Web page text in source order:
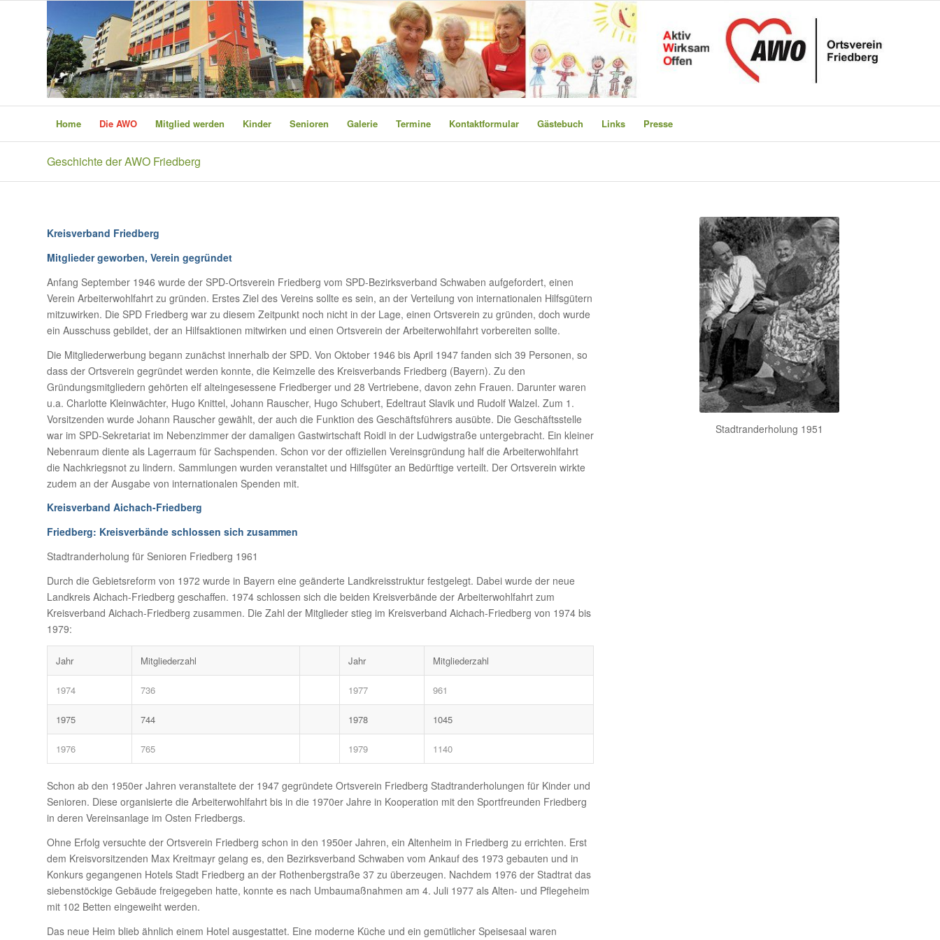
Home Die AWO Mitglied werden Kinder Senioren Galerie Termine Kontaktformular Gästebuch Links Presse
Geschichte der AWO Friedberg
Kreisverband Friedberg
Mitglieder geworben, Verein gegründet
Anfang September 1946 wurde der SPD-Ortsverein Friedberg vom SPD-Bezirksverband Schwaben aufgefordert, einen
Verein Arbeiterwohlfahrt zu gründen. Erstes Ziel des Vereins sollte es sein, an der Verteilung von internationalen Hilfsgütern
mitzuwirken. Die SPD Friedberg war zu diesem Zeitpunkt noch nicht in der Lage, einen Ortsverein zu gründen, doch wurde
ein Ausschuss gebildet, der an Hilfsaktionen mitwirken und einen Ortsverein der Arbeiterwohlfahrt vorbereiten sollte.
Die Mitgliederwerbung begann zunächst innerhalb der SPD. Von Oktober 1946 bis April 1947 fanden sich 39 Personen, so
dass der Ortsverein gegründet werden konnte, die Keimzelle des Kreisverbands Friedberg (Bayern). Zu den
Gründungsmitgliedern gehörten elf alteingesessene Friedberger und 28 Vertriebene, davon zehn Frauen. Darunter waren
u.a. Charlotte Kleinwächter, Hugo Knittel, Johann Rauscher, Hugo Schubert, Edeltraut Slavik und Rudolf Walzel. Zum 1.
Vorsitzenden wurde Johann Rauscher gewählt, der auch die Funktion des Geschäftsführers ausübte. Die Geschäftsstelle
war im SPD-Sekretariat im Nebenzimmer der damaligen Gastwirtschaft Roidl in der Ludwigstraße untergebracht. Ein kleiner
Nebenraum diente als Lagerraum für Sachspenden. Schon vor der offiziellen Vereinsgründung half die Arbeiterwohlfahrt
die Nachkriegsnot zu lindern. Sammlungen wurden veranstaltet und Hilfsgüter an Bedürftige verteilt. Der Ortsverein wirkte
zudem an der Ausgabe von internationalen Spenden mit.
Kreisverband Aichach-Friedberg
Friedberg: Kreisverbände schlossen sich zusammen
Stadtranderholung für Senioren Friedberg 1961
Durch die Gebietsreform von 1972 wurde in Bayern eine geänderte Landkreisstruktur festgelegt. Dabei wurde der neue
Landkreis Aichach-Friedberg geschaffen. 1974 schlossen sich die beiden Kreisverbände der Arbeiterwohlfahrt zum
Kreisverband Aichach-Friedberg zusammen. Die Zahl der Mitglieder stieg im Kreisverband Aichach-Friedberg von 1974 bis
1979:
Jahr Mitgliederzahl Jahr Mitgliederzahl
1974 736 1977 961
1975 744 1978 1045
1976 765 1979 1140
Schon ab den 1950er Jahren veranstaltete der 1947 gegründete Ortsverein Friedberg Stadtranderholungen für Kinder und
Senioren. Diese organisierte die Arbeiterwohlfahrt bis in die 1970er Jahre in Kooperation mit den Sportfreunden Friedberg
in deren Vereinsanlage im Osten Friedbergs.
Ohne Erfolg versuchte der Ortsverein Friedberg schon in den 1950er Jahren, ein Altenheim in Friedberg zu errichten. Erst
dem Kreisvorsitzenden Max Kreitmayr gelang es, den Bezirksverband Schwaben vom Ankauf des 1973 gebauten und in
Konkurs gegangenen Hotels Stadt Friedberg an der Rothenbergstraße 37 zu überzeugen. Nachdem 1976 der Stadtrat das
siebenstöckige Gebäude freigegeben hatte, konnte es nach Umbaumaßnahmen am 4. Juli 1977 als Alten- und Pflegeheim
mit 102 Betten eingeweiht werden.
Das neue Heim blieb ähnlich einem Hotel ausgestattet. Eine moderne Küche und ein gemütlicher Speisesaal waren
Stadtranderholung 1951